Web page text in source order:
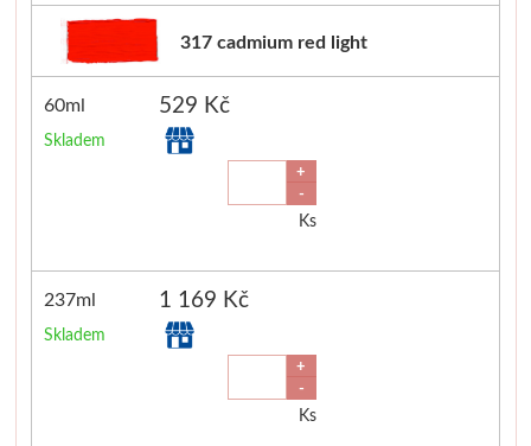
317 cadmium red light
60ml 529 Kč
Skladem
+
-
Ks
237ml 1 169 Kč
Skladem
+
-
Ks